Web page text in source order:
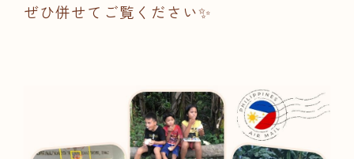
ぜひ併せてご覧ください✨